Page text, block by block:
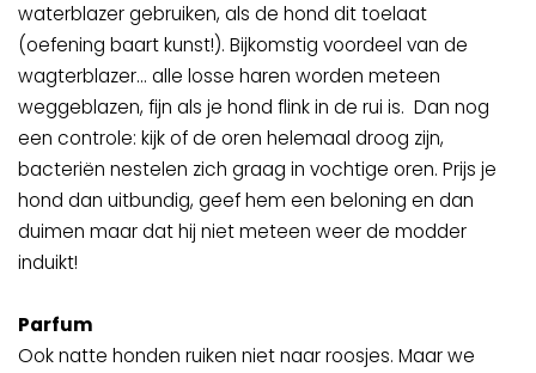
waterblazer gebruiken, als de hond dit toelaat
(oefening baart kunst!). Bijkomstig voordeel van de
wagterblazer… alle losse haren worden meteen
weggeblazen, fijn als je hond flink in de rui is. Dan nog
een controle: kijk of de oren helemaal droog zijn,
bacteriën nestelen zich graag in vochtige oren. Prijs je
hond dan uitbundig, geef hem een beloning en dan
duimen maar dat hij niet meteen weer de modder
induikt!
Parfum
Ook natte honden ruiken niet naar roosjes. Maar we